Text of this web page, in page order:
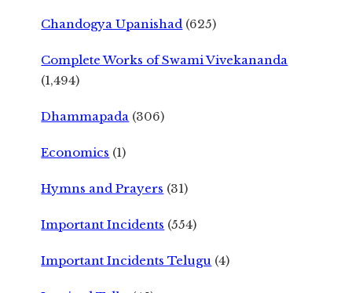
Chandogya Upanishad (625)
Complete Works of Swami Vivekananda
(1,494)
Dhammapada (306)
Economics (1)
Hymns and Prayers (31)
Important Incidents (554)
Important Incidents Telugu (4)